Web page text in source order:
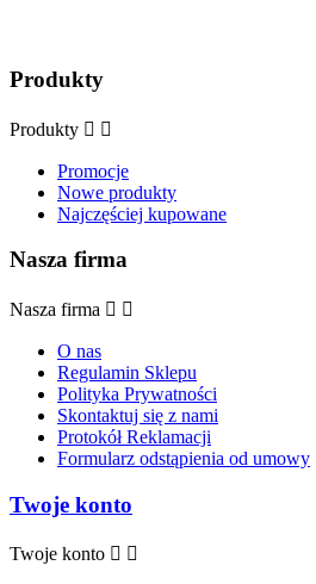
Produkty
Produkty  
Promocje
Nowe produkty
Najczęściej kupowane
Nasza firma
Nasza firma  
O nas
Regulamin Sklepu
Polityka Prywatności
Skontaktuj się z nami
Protokół Reklamacji
Formularz odstąpienia od umowy
Twoje konto
Twoje konto  